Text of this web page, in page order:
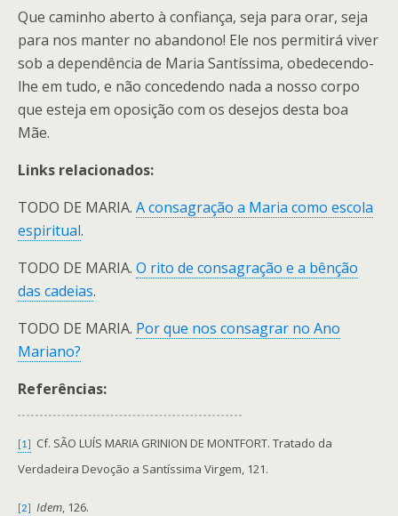
Que caminho aberto à confiança, seja para orar, seja
para nos manter no abandono! Ele nos permitirá viver
sob a dependência de Maria Santíssima, obedecendo-
lhe em tudo, e não concedendo nada a nosso corpo
que esteja em oposição com os desejos desta boa
Mãe.
Links relacionados:
TODO DE MARIA. A consagração a Maria como escola
espiritual.
TODO DE MARIA. O rito de consagração e a bênção
das cadeias.
TODO DE MARIA. Por que nos consagrar no Ano
Mariano?
Referências:
[1]
Cf. SÃO LUÍS MARIA GRINION DE MONTFORT. Tratado da
Verdadeira Devoção a Santíssima Virgem, 121.
[2] Idem, 126.